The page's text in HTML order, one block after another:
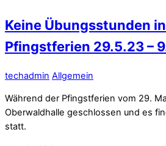
Keine Übungsstunden
Pfingstferien 29.5.23 –
techadmin Allgemein
Während der Pfingstferien vom 29.
Oberwaldhalle geschlossen und es
statt.